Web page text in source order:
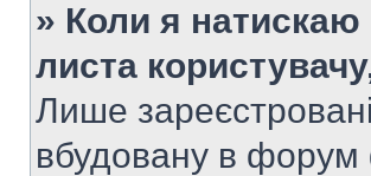
» Коли я
листа
Лише
вбудовану в